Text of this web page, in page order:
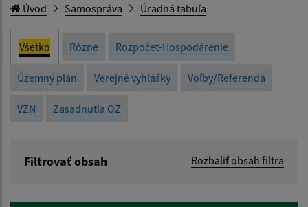
Úvod Samospráva Úradná tabuľa
Všetko Rôzne Rozpočet-Hospodárenie
Územný plán Verejné vyhlášky Voľby/Referendá
VZN Zasadnutia OZ
Filtrovať obsah Rozbaliť obsah filtra